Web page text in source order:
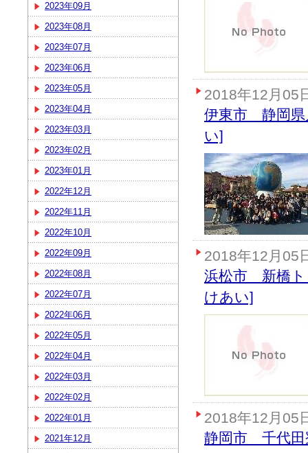
2023年09月
2023年08月
2023年07月
2023年06月
2023年05月
2023年04月
2023年03月
2023年02月
2023年01月
2022年12月
2022年11月
2022年10月
2022年09月
2022年08月
2022年07月
2022年06月
2022年05月
2022年04月
2022年03月
2022年02月
2022年01月
2021年12月
2018年12月05
伊東市 静岡県
い]
2018年12月05
浜松市 新橋ト
けあい]
2018年12月05
静岡市 千代田